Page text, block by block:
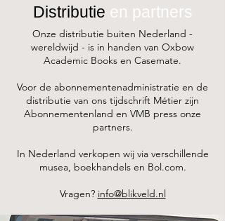
Distributie en partners
Onze distributie buiten Nederland -
wereldwijd - is in handen van Oxbow
Academic Books en Casemate.
Voor de abonnementenadministratie en de
distributie van ons tijdschrift Métier zijn
Abonnementenland en VMB press onze
partners.
In Nederland verkopen wij via verschillende
musea, boekhandels en Bol.com.
Vragen? info@blikveld.nl